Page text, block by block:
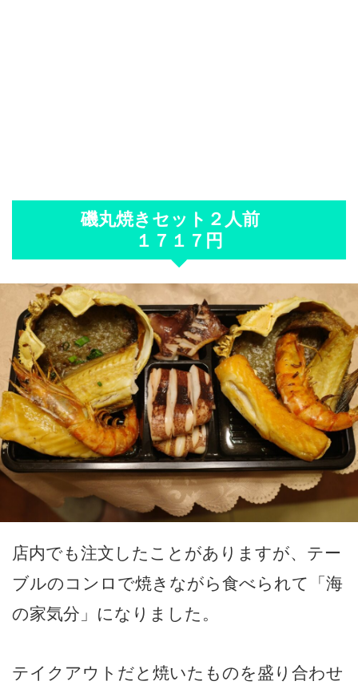
磯丸焼きセット２人前
１７１７円
店内でも注文したことがありますが、テー
ブルのコンロで焼きながら食べられて「海
の家気分」になりました。
テイクアウトだと焼いたものを盛り合わせ